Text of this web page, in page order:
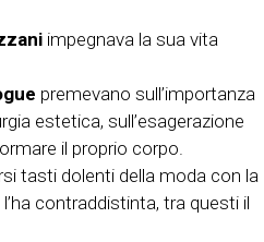
impegnava la sua vita
premevano sull’importanza
estetica, sull’esagerazione
il proprio corpo.
tasti dolenti della moda con la
contraddistinta, tra questi il